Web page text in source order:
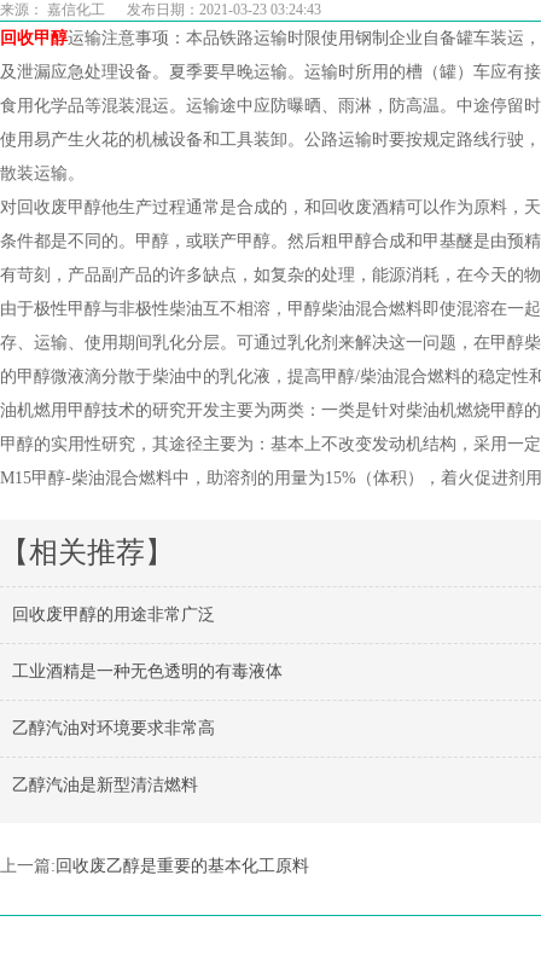
来源： 嘉信化工 发布日期：2021-03-23 03:24:43
回收甲醇运输注意事项：本品铁路运输时限使用钢制企业自备罐车装运
及泄漏应急处理设备。夏季要早晚运输。运输时所用的槽（罐）车应有
食用化学品等混装混运。运输途中应防曝晒、雨淋，防高温。中途停留
使用易产生火花的机械设备和工具装卸。公路运输时要按规定路线行驶
散装运输。
对回收废甲醇他生产过程通常是合成的，和回收废酒精可以作为原料，
条件都是不同的。甲醇，或联产甲醇。然后粗甲醇合成和甲基醚是由预
有苛刻，产品副产品的许多缺点，如复杂的处理，能源消耗，在今天的
由于极性甲醇与非极性柴油互不相溶，甲醇柴油混合燃料即使混溶在一
存、运输、使用期间乳化分层。可通过乳化剂来解决这一问题，在甲醇
的甲醇微液滴分散于柴油中的乳化液，提高甲醇/柴油混合燃料的稳定
油机燃用甲醇技术的研究开发主要为两类：一类是针对柴油机燃烧甲醇
甲醇的实用性研究，其途径主要为：基本上不改变发动机结构，采用一
M15甲醇-柴油混合燃料中，助溶剂的用量为15%（体积），着火促进剂
【相关推荐】
回收废甲醇的用途非常广泛
工业酒精是一种无色透明的有毒液体
乙醇汽油对环境要求非常高
乙醇汽油是新型清洁燃料
上一篇: 回收废乙醇是重要的基本化工原料